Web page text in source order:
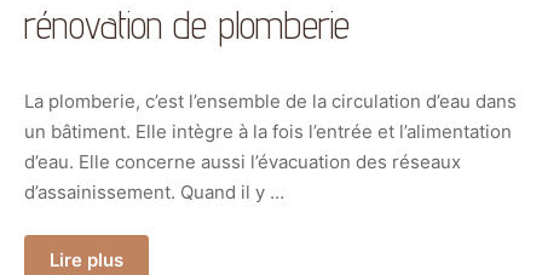
rénovation de plomberie
La plomberie, c’est l’ensemble de la circulation d’eau dans
un bâtiment. Elle intègre à la fois l’entrée et l’alimentation
d’eau. Elle concerne aussi l’évacuation des réseaux
d’assainissement. Quand il y …
Lire plus